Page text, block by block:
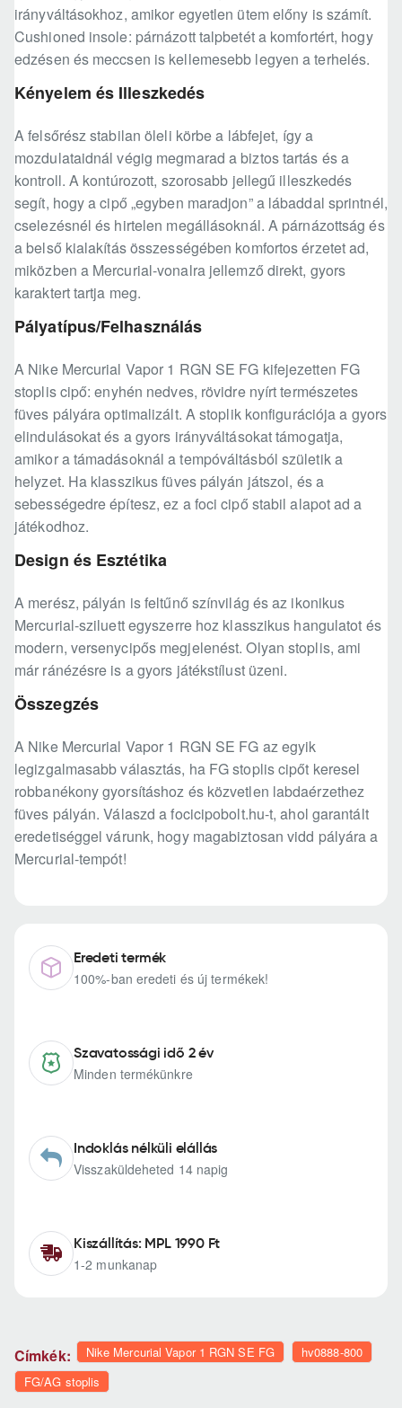
irányváltásokhoz, amikor egyetlen ütem előny is számít.
Cushioned insole: párnázott talpbetét a komfortért, hogy
edzésen és meccsen is kellemesebb legyen a terhelés.
Kényelem és Illeszkedés
A felsőrész stabilan öleli körbe a lábfejet, így a
mozdulataidnál végig megmarad a biztos tartás és a
kontroll. A kontúrozott, szorosabb jellegű illeszkedés
segít, hogy a cipő „egyben maradjon” a lábaddal sprintnél,
cselezésnél és hirtelen megállásoknál. A párnázottság és
a belső kialakítás összességében komfortos érzetet ad,
miközben a Mercurial-vonalra jellemző direkt, gyors
karaktert tartja meg.
Pályatípus/Felhasználás
A Nike Mercurial Vapor 1 RGN SE FG kifejezetten FG
stoplis cipő: enyhén nedves, rövidre nyírt természetes
füves pályára optimalizált. A stoplik konfigurációja a gyors
elindulásokat és a gyors irányváltásokat támogatja,
amikor a támadásoknál a tempóváltásból születik a
helyzet. Ha klasszikus füves pályán játszol, és a
sebességedre építesz, ez a foci cipő stabil alapot ad a
játékodhoz.
Design és Esztétika
A merész, pályán is feltűnő színvilág és az ikonikus
Mercurial-sziluett egyszerre hoz klasszikus hangulatot és
modern, versenycipős megjelenést. Olyan stoplis, ami
már ránézésre is a gyors játékstílust üzeni.
Összegzés
A Nike Mercurial Vapor 1 RGN SE FG az egyik
legizgalmasabb választás, ha FG stoplis cipőt keresel
robbanékony gyorsításhoz és közvetlen labdaérzethez
füves pályán. Válaszd a focicipobolt.hu-t, ahol garantált
eredetiséggel várunk, hogy magabiztosan vidd pályára a
Mercurial-tempót!
Eredeti termék
100%-ban eredeti és új termékek!
Szavatossági idő 2 év
Minden termékünkre
Indoklás nélküli elállás
Visszaküldeheted 14 napig
Kiszállítás: MPL 1990 Ft
1-2 munkanap
Címkék: Nike Mercurial Vapor 1 RGN SE FG
hv0888-800
FG/AG stoplis